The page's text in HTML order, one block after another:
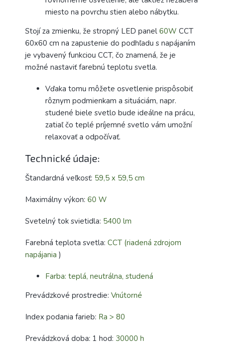
miesto na povrchu stien alebo nábytku.
Stojí za zmienku, že stropný LED panel 60W CCT
60x60 cm na zapustenie do podhľadu s napájaním
je vybavený funkciou CCT, čo znamená, že je
možné nastaviť farebnú teplotu svetla.
Vďaka tomu môžete osvetlenie prispôsobiť
rôznym podmienkam a situáciám, napr.
studené biele svetlo bude ideálne na prácu,
zatiaľ čo teplé príjemné svetlo vám umožní
relaxovať a odpočívať.
Technické údaje:
Štandardná veľkosť: 59,5 x 59,5 cm
Maximálny výkon: 60 W
Svetelný tok svietidla: 5400 lm
Farebná teplota svetla: CCT (riadená zdrojom
napájania )
Farba: teplá, neutrálna, studená
Prevádzkové prostredie: Vnútorné
Index podania farieb: Ra > 80
Prevádzková doba: 1 hod: 30000 h